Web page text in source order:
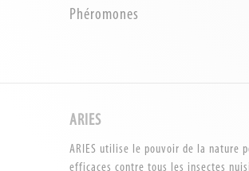
Phéromones
ARIES
ARIES utilise le pouvoir de la nature
efficaces contre tous les insectes